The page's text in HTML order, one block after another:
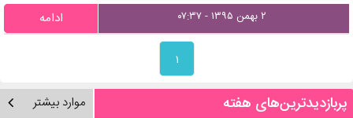
۲ بهمن ۱۳۹۵ - ۰۷:۳۷ ادامه
۱
پربازدیدترین‌های هفته موارد بیشتر